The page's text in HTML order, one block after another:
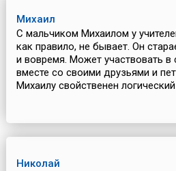
Михаил
С мальчиком Михаилом у
как правило, не бывает. Он
и вовремя. Может участвовать в
вместе со своими друзьями и
Михаилу свойственен
Николай